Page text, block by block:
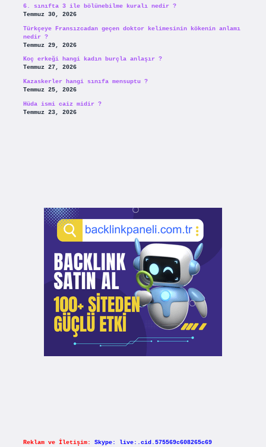
6. sınıfta 3 ile bölünebilme kuralı nedir ?
Temmuz 30, 2026
Türkçeye Fransızcadan geçen doktor kelimesinin kökenin anlamı
nedir ?
Temmuz 29, 2026
Koç erkeği hangi kadın burçla anlaşır ?
Temmuz 27, 2026
Kazaskerler hangi sınıfa mensuptu ?
Temmuz 25, 2026
Hüda ismi caiz midir ?
Temmuz 23, 2026
Reklam ve İletişim: Skype: live:.cid.575569c608265c69